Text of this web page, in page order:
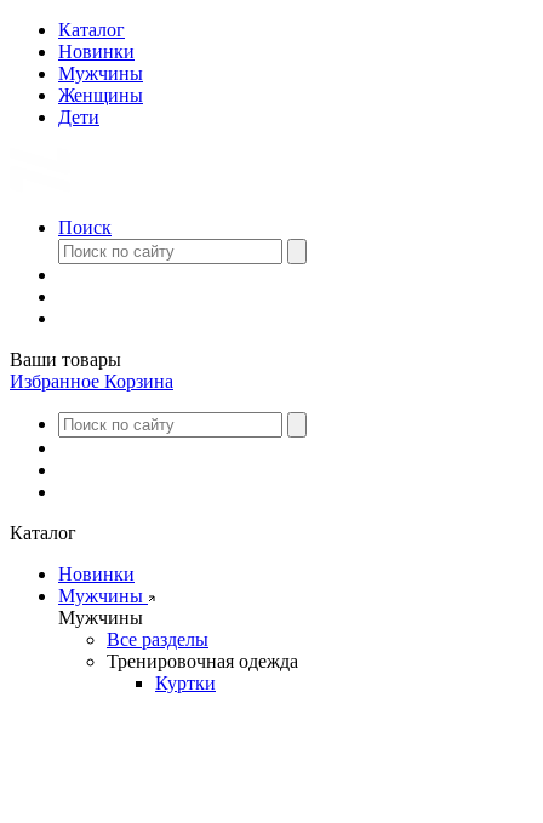
Каталог
Новинки
Мужчины
Женщины
Дети
Поиск
Ваши товары
Избранное Корзина
Каталог
Новинки
Мужчины
Мужчины
Все разделы
Тренировочная одежда
Куртки